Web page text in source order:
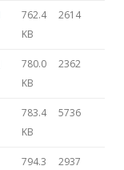
762.4
KB
2614
780.0
KB
2362
783.4
KB
5736
794.3
2937